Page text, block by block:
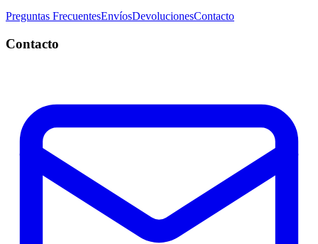
Preguntas FrecuentesEnvíosDevolucionesContacto
Contacto